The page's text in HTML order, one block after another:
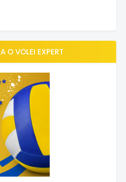
O VOLEI EXPERT